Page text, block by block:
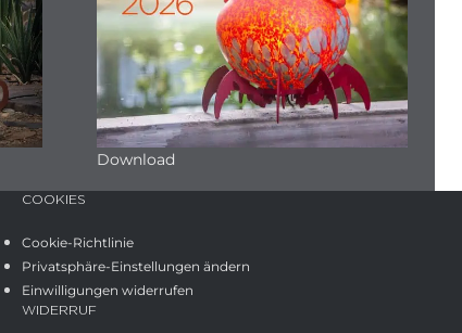
Download
COOKIES
Cookie-Richtlinie
Privatsphäre-Einstellungen ändern
Einwilligungen widerrufen
WIDERRUF